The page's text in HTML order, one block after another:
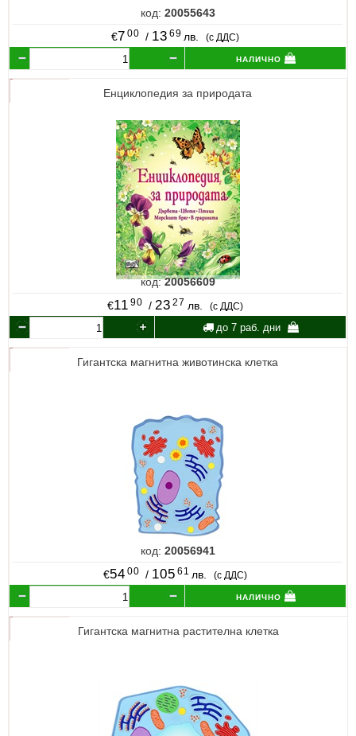
код: 20055643
€7 00 / 13 69 лв. (с ДДС)
налично
Енциклопедия за природата
код:20056609
€11 90 / 23 27 лв. (с ДДС)
до 7 раб. дни
Гигантска магнитна животинска клетка
код: 20056941
€54 00 / 105 61 лв. (с ДДС)
налично
Гигантска магнитна растителна клетка